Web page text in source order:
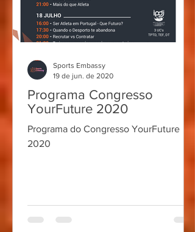
Programa Congresso
YourFuture 2020
Programa do Congresso YourFuture
2020
Sports Embassy
19 de jun. de 2020